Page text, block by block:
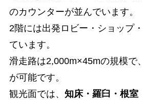
のカウンターが並んでいます。
2階には出発ロビー・ショップ
ています。
滑走路は2,000m×45mの規模で
が可能です。
観光面では、 知床・羅臼・根室